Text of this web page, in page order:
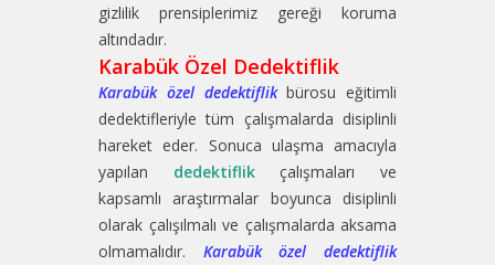
gizlilik prensiplerimiz gereği koruma
altındadır.
Karabük Özel Dedektiflik
Karabük özel dedektiflikbürosu eğitimli
dedektifleriyle tüm çalışmalarda disiplinli
hareket eder. Sonuca ulaşma amacıyla
yapılan dedektiflikçalışmaları ve
kapsamlı araştırmalar boyunca disiplinli
olarak çalışılmalı ve çalışmalarda aksama
olmamalıdır. Karabük özel dedektiflik